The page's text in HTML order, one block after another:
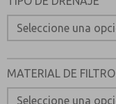
MATERIAL DE FILTRO